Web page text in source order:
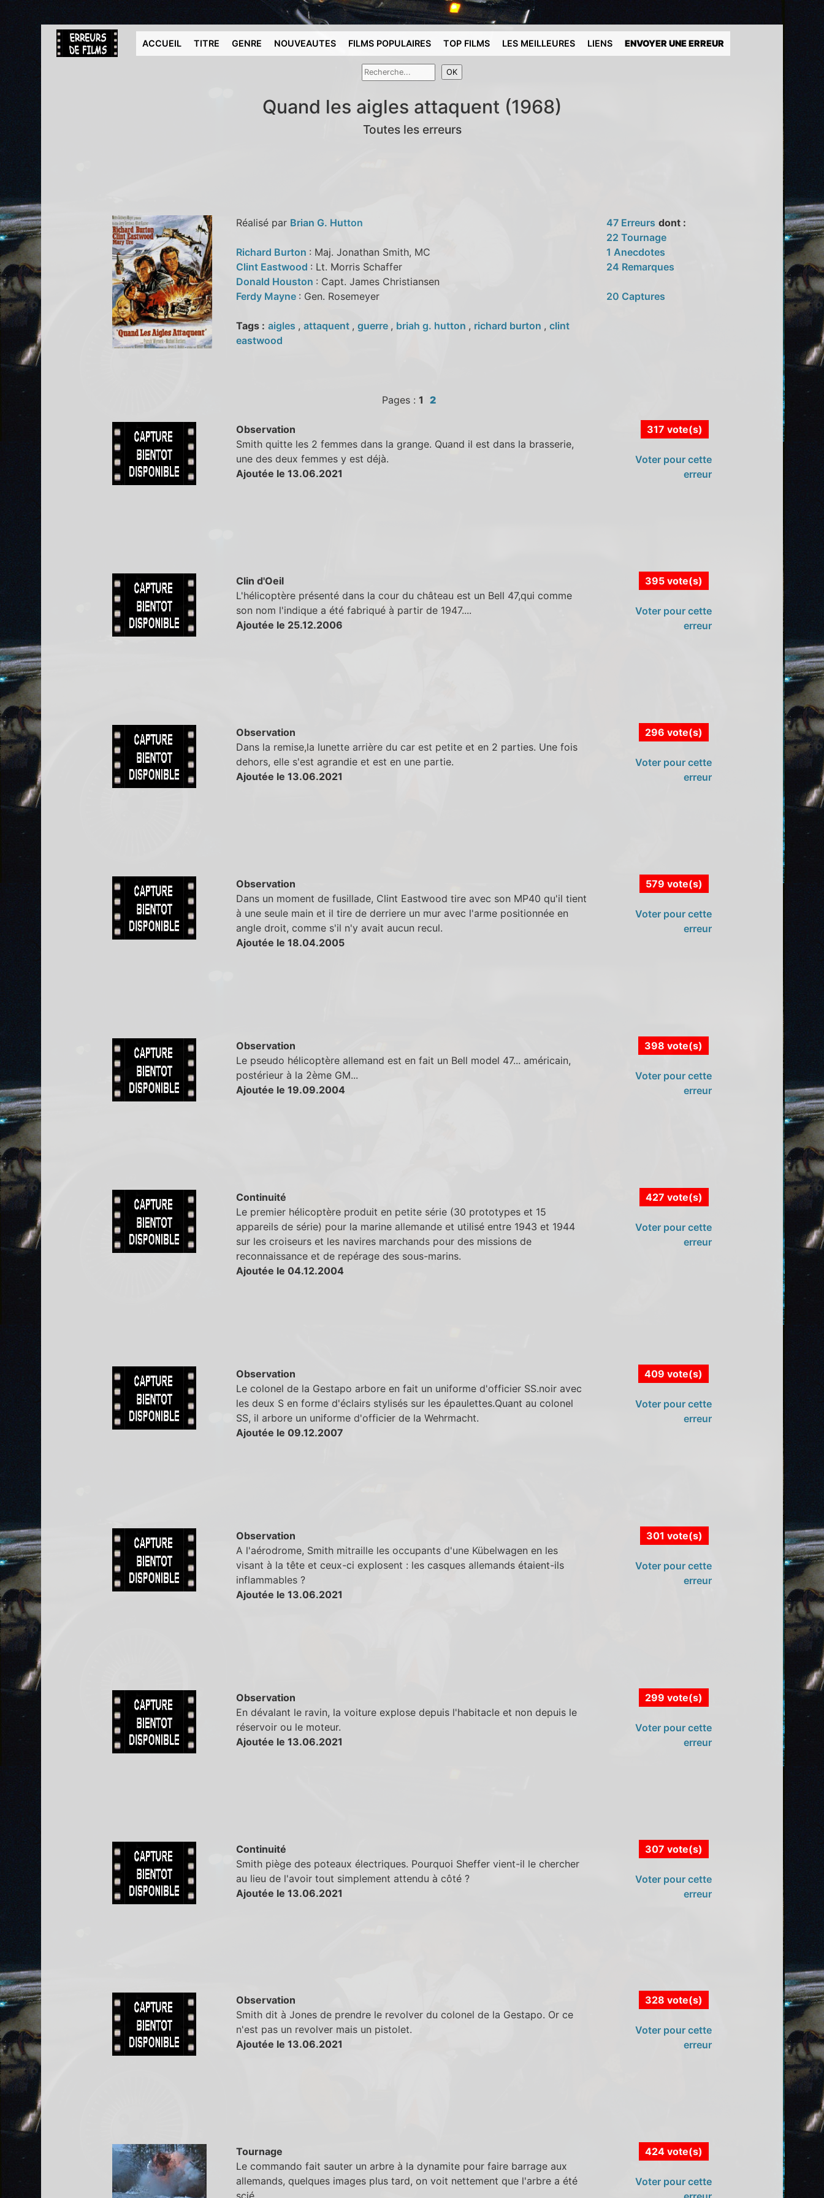
ACCUEIL TITRE GENRE NOUVEAUTES FILMS POPULAIRES TOP FILMS LES MEILLEURES LIENS ENVOYER UNE ERREUR
Quand les aigles attaquent (1968)
Toutes les erreurs
Réalisé par Brian G. Hutton
Richard Burton : Maj. Jonathan Smith, MC
Clint Eastwood : Lt. Morris Schaffer
Donald Houston : Capt. James Christiansen
Ferdy Mayne : Gen. Rosemeyer
Tags : aigles , attaquent , guerre , briah g. hutton , richard burton , clint
eastwood
47 Erreurs dont :
22 Tournage
1 Anecdotes
24 Remarques
20 Captures
Pages : 1 2
Observation
Smith quitte les 2 femmes dans la grange. Quand il est dans la brasserie,
une des deux femmes y est déjà.
Ajoutée le 13.06.2021
317 vote(s)
Voter pour cette
erreur
Clin d'Oeil
L'hélicoptère présenté dans la cour du château est un Bell 47,qui comme
son nom l'indique a été fabriqué à partir de 1947....
Ajoutée le 25.12.2006
395 vote(s)
Voter pour cette
erreur
Observation
Dans la remise,la lunette arrière du car est petite et en 2 parties. Une fois
dehors, elle s'est agrandie et est en une partie.
Ajoutée le 13.06.2021
296 vote(s)
Voter pour cette
erreur
Observation
Dans un moment de fusillade, Clint Eastwood tire avec son MP40 qu'il tient
à une seule main et il tire de derriere un mur avec l'arme positionnée en
angle droit, comme s'il n'y avait aucun recul.
Ajoutée le 18.04.2005
579 vote(s)
Voter pour cette
erreur
Observation
Le pseudo hélicoptère allemand est en fait un Bell model 47... américain,
postérieur à la 2ème GM...
Ajoutée le 19.09.2004
398 vote(s)
Voter pour cette
erreur
Continuité
Le premier hélicoptère produit en petite série (30 prototypes et 15
appareils de série) pour la marine allemande et utilisé entre 1943 et 1944
sur les croiseurs et les navires marchands pour des missions de
reconnaissance et de repérage des sous-marins.
Ajoutée le 04.12.2004
427 vote(s)
Voter pour cette
erreur
Observation
Le colonel de la Gestapo arbore en fait un uniforme d'officier SS.noir avec
les deux S en forme d'éclairs stylisés sur les épaulettes.Quant au colonel
SS, il arbore un uniforme d'officier de la Wehrmacht.
Ajoutée le 09.12.2007
409 vote(s)
Voter pour cette
erreur
Observation
A l'aérodrome, Smith mitraille les occupants d'une Kübelwagen en les
visant à la tête et ceux-ci explosent : les casques allemands étaient-ils
inflammables ?
Ajoutée le 13.06.2021
301 vote(s)
Voter pour cette
erreur
Observation
En dévalant le ravin, la voiture explose depuis l'habitacle et non depuis le
réservoir ou le moteur.
Ajoutée le 13.06.2021
299 vote(s)
Voter pour cette
erreur
Continuité
Smith piège des poteaux électriques. Pourquoi Sheffer vient-il le chercher
au lieu de l'avoir tout simplement attendu à côté ?
Ajoutée le 13.06.2021
307 vote(s)
Voter pour cette
erreur
Observation
Smith dit à Jones de prendre le revolver du colonel de la Gestapo. Or ce
n'est pas un revolver mais un pistolet.
Ajoutée le 13.06.2021
328 vote(s)
Voter pour cette
erreur
Tournage
Le commando fait sauter un arbre à la dynamite pour faire barrage aux
allemands, quelques images plus tard, on voit nettement que l'arbre a été
424 vote(s)
Voter pour cette